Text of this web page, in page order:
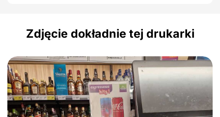
Zdjęcie dokładnie tej drukarki